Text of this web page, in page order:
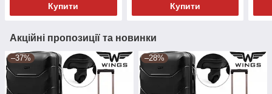
Купити Купити
Акційні пропозиції та новинки
–37% –28%